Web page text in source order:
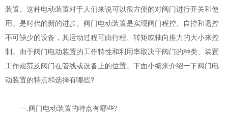
装置。这种电动装置对于人们来说可以很方便的对阀门进行开关和使
用。是时代的新的进步。阀门电动装置是实现阀门程控、自控和遥控
不可缺少的设备，其运动过程可由行程、转矩或轴向推力的大小来控
制。由于阀门电动装置的工作特性和利用率取决于阀门的种类、装置
工作规范及阀门在管线或设备上的位置。下面小编来介绍一下阀门电
动装置的特点和选择有哪些?
一.阀门电动装置的特点有哪些?